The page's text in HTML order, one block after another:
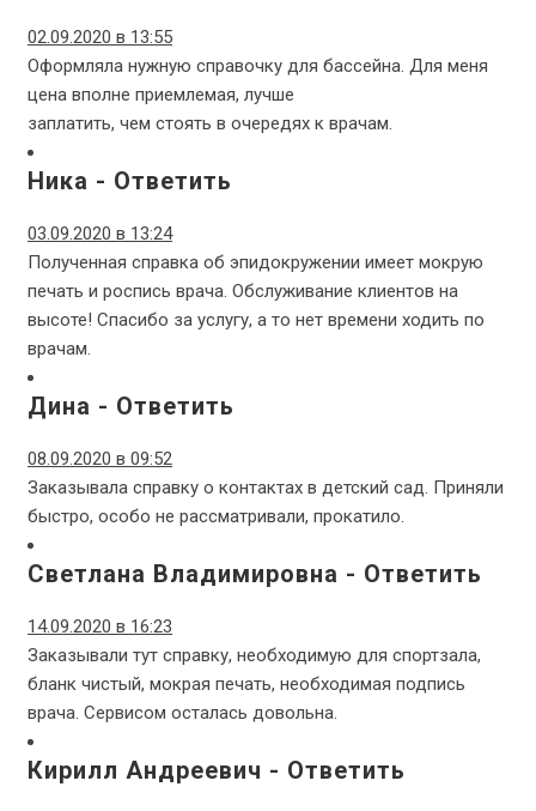
02.09.2020 в 13:55
Оформляла нужную справочку для бассейна. Для меня
цена вполне приемлемая, лучше
заплатить, чем стоять в очередях к врачам.
Ника - Ответить
03.09.2020 в 13:24
Полученная справка об эпидокружении имеет мокрую
печать и роспись врача. Обслуживание клиентов на
высоте! Спасибо за услугу, а то нет времени ходить по
врачам.
Дина - Ответить
08.09.2020 в 09:52
Заказывала справку о контактах в детский сад. Приняли
быстро, особо не рассматривали, прокатило.
Светлана Владимировна - Ответить
14.09.2020 в 16:23
Заказывали тут справку, необходимую для спортзала,
бланк чистый, мокрая печать, необходимая подпись
врача. Сервисом осталась довольна.
Кирилл Андреевич - Ответить